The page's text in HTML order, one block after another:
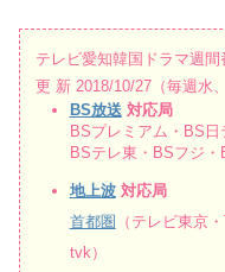
テレビ愛知韓国ドラマ週
更 新 2018/10/27（毎週水
BS放送 対応局
BSプレミアム・BS
BSテレ東・BSフジ
地上波対応局
首都圏 （テレビ東京
tvk）